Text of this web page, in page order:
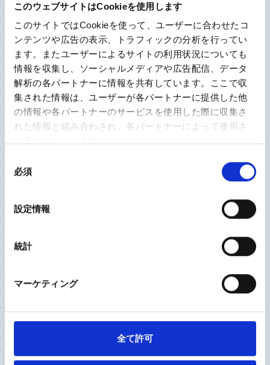
このウェブサイトはCookieを使用します
このサイトではCookieを使って、ユーザーに合わせたコ
ンテンツや広告の表示、トラフィックの分析を行ってい
ます。またユーザーによるサイトの利用状況についても
情報を収集し、ソーシャルメディアや広告配信、データ
解析の各パートナーに情報を共有しています。ここで収
集された情報は、ユーザーが各パートナーに提供した他
の情報や各パートナーのサービスを使用した際に収集さ
れた情報と組み合わされ、各パートナーによって使用さ
必須
設定情報
統計
マーケティング
全て許可
第1問 ハイヒールは、変形性膝関節症に悪影響だ
第2問 階段の上り下りは、ひざの負担にはならな
第4問 運動療法には、患者本人の意識も大切
第5問 人工膝関節は、多くの場合15年以上機能
1.○ （長時間高いヒールを履くと、ひざに大き